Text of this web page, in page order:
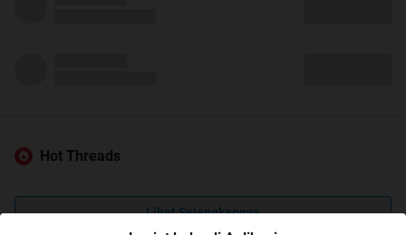
Hot Threads
Lihat Selengkapnya